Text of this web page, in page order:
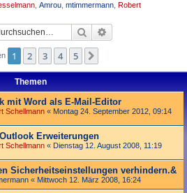
Amrou mtimmermann Robert
Suche
1 2 3 4 5
Themen
mit Word als E-Mail-Editor
Schellmann « Montag 24. September 2012, 09:14
Erweiterungen
Schellmann « Dienstag 12. August 2008, 11:19
Sicherheitseinstellungen verhindern.&
« Mittwoch 12. März 2008, 16:24